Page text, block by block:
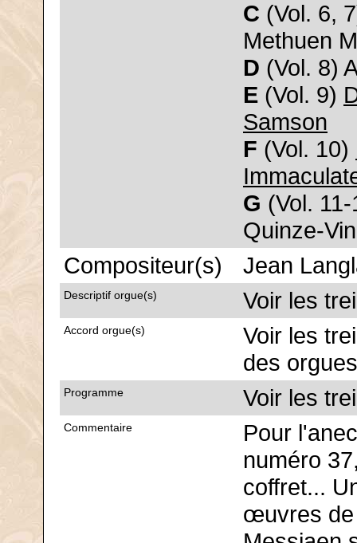
C (Vol. 6,
Methuen
D (Vol. 8)
E (Vol. 9)
Samson
F (Vol. 10)
G (Vol.
Quinze-
Compositeur(s)
Jean
Descriptif orgue(s) Voir les
Accord orgue(s)
Voir les
des
Programme Voir les
Commentaire
Pour
numéro
coffret...
œuvres de